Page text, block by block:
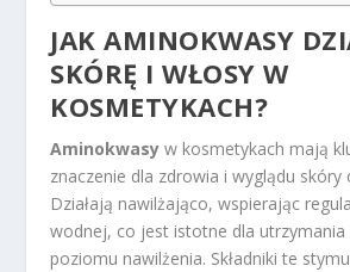
JAK AMINOKWASY
SKÓRĘ I WŁOSY W
KOSMETYKACH?
Aminokwasy w kosmetykach mają
znaczenie dla zdrowia i wyglądu skóry
Działają nawilżająco, wspierając
wodnej, co jest istotne dla
poziomu nawilżenia. Składniki te